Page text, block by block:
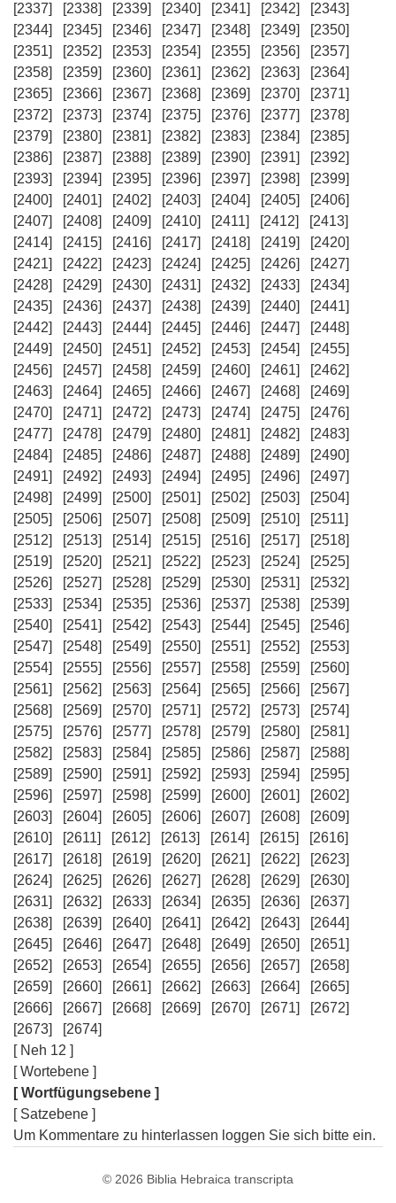
[2337]
[2338] [2339] [2340] [2341] [2342]
[2343]
[2344]
[2345] [2346] [2347] [2348] [2349]
[2350]
[2351]
[2352] [2353] [2354] [2355] [2356]
[2357]
[2358]
[2359] [2360] [2361] [2362] [2363]
[2364]
[2365]
[2366] [2367] [2368] [2369] [2370]
[2371]
[2372]
[2373] [2374] [2375] [2376] [2377]
[2378]
[2379]
[2380] [2381] [2382] [2383] [2384]
[2385]
[2386]
[2387] [2388] [2389] [2390] [2391]
[2392]
[2393]
[2394] [2395] [2396] [2397] [2398]
[2399]
[2400]
[2401] [2402] [2403] [2404] [2405]
[2406]
[2407]
[2408] [2409] [2410] [2411] [2412]
[2413]
[2414]
[2415] [2416] [2417] [2418] [2419]
[2420]
[2421]
[2422] [2423] [2424] [2425] [2426]
[2427]
[2428]
[2429] [2430] [2431] [2432] [2433]
[2434]
[2435]
[2436] [2437] [2438] [2439] [2440]
[2441]
[2442]
[2443] [2444] [2445] [2446] [2447]
[2448]
[2449]
[2450] [2451] [2452] [2453] [2454]
[2455]
[2456]
[2457] [2458] [2459] [2460] [2461]
[2462]
[2463]
[2464] [2465] [2466] [2467] [2468]
[2469]
[2470]
[2471] [2472] [2473] [2474] [2475]
[2476]
[2477]
[2478] [2479] [2480] [2481] [2482]
[2483]
[2484]
[2485] [2486] [2487] [2488] [2489]
[2490]
[2491]
[2492] [2493] [2494] [2495] [2496]
[2497]
[2498]
[2499] [2500] [2501] [2502] [2503]
[2504]
[2505]
[2506] [2507] [2508] [2509] [2510]
[2511]
[2512]
[2513] [2514] [2515] [2516] [2517]
[2518]
[2519]
[2520] [2521] [2522] [2523] [2524]
[2525]
[2526]
[2527] [2528] [2529] [2530] [2531]
[2532]
[2533]
[2534] [2535] [2536] [2537] [2538]
[2539]
[2540]
[2541] [2542] [2543] [2544] [2545]
[2546]
[2547]
[2548] [2549] [2550] [2551] [2552]
[2553]
[2554]
[2555] [2556] [2557] [2558] [2559]
[2560]
[2561]
[2562] [2563] [2564] [2565] [2566]
[2567]
[2568]
[2569] [2570] [2571] [2572] [2573]
[2574]
[2575]
[2576] [2577] [2578] [2579] [2580]
[2581]
[2582]
[2583] [2584] [2585] [2586] [2587]
[2588]
[2589]
[2590] [2591] [2592] [2593] [2594]
[2595]
[2596]
[2597] [2598] [2599] [2600] [2601]
[2602]
[2603]
[2604] [2605] [2606] [2607] [2608]
[2609]
[2610]
[2611] [2612] [2613] [2614] [2615]
[2616]
[2617]
[2618] [2619] [2620] [2621] [2622]
[2623]
[2624]
[2625] [2626] [2627] [2628] [2629]
[2630]
[2631]
[2632] [2633] [2634] [2635] [2636]
[2637]
[2638]
[2639] [2640] [2641] [2642] [2643]
[2644]
[2645]
[2646] [2647] [2648] [2649] [2650]
[2651]
[2652]
[2653] [2654] [2655] [2656] [2657]
[2658]
[2659]
[2660] [2661] [2662] [2663] [2664]
[2665]
[2666]
[2667] [2668] [2669] [2670] [2671]
[2672]
[2673]
[2674]
[ Neh 12 ]
[ Wortebene ]
[ Wortfügungsebene ]
[ Satzebene ]
Um Kommentare zu hinterlassen loggen Sie sich bitte ein.
© 2026 Biblia Hebraica transcripta